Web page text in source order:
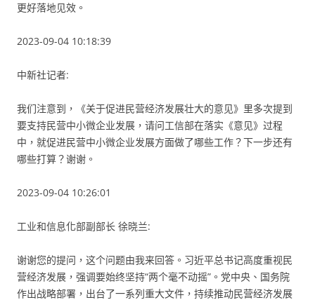
更好落地见效。
2023-09-04 10:18:39
中新社记者:
我们注意到，《关于促进民营经济发展壮大的意见》里多次提到
要支持民营中小微企业发展，请问工信部在落实《意见》过程
中，就促进民营中小微企业发展方面做了哪些工作？下一步还有
哪些打算？谢谢。
2023-09-04 10:26:01
工业和信息化部副部长 徐晓兰:
谢谢您的提问，这个问题由我来回答。习近平总书记高度重视民
营经济发展，强调要始终坚持“两个毫不动摇”。党中央、国务院
作出战略部署，出台了一系列重大文件，持续推动民营经济发展